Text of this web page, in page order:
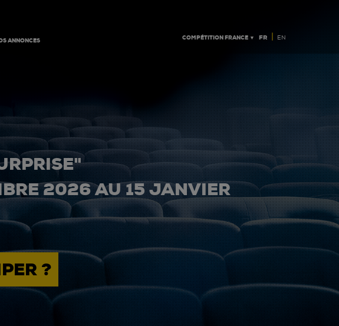
ANNONCES COMPÉTITION FRANCE ▼ FR | EN
2026 AU 15 JANVIER
?